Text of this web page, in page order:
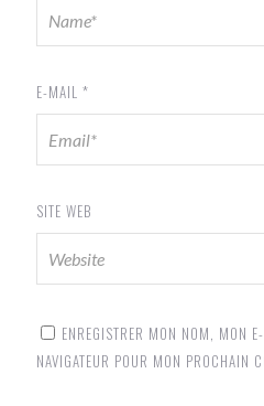
E-MAIL *
SITE WEB
ENREGISTRER MON NOM, MON
NAVIGATEUR POUR MON PROCHAIN